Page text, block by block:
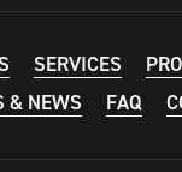
SERVICES
& NEWS
FAQ